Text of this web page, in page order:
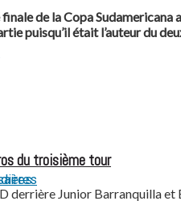
de la Copa
puisqu’il était l’auteur du
du troisième tour
Junior Barranquilla